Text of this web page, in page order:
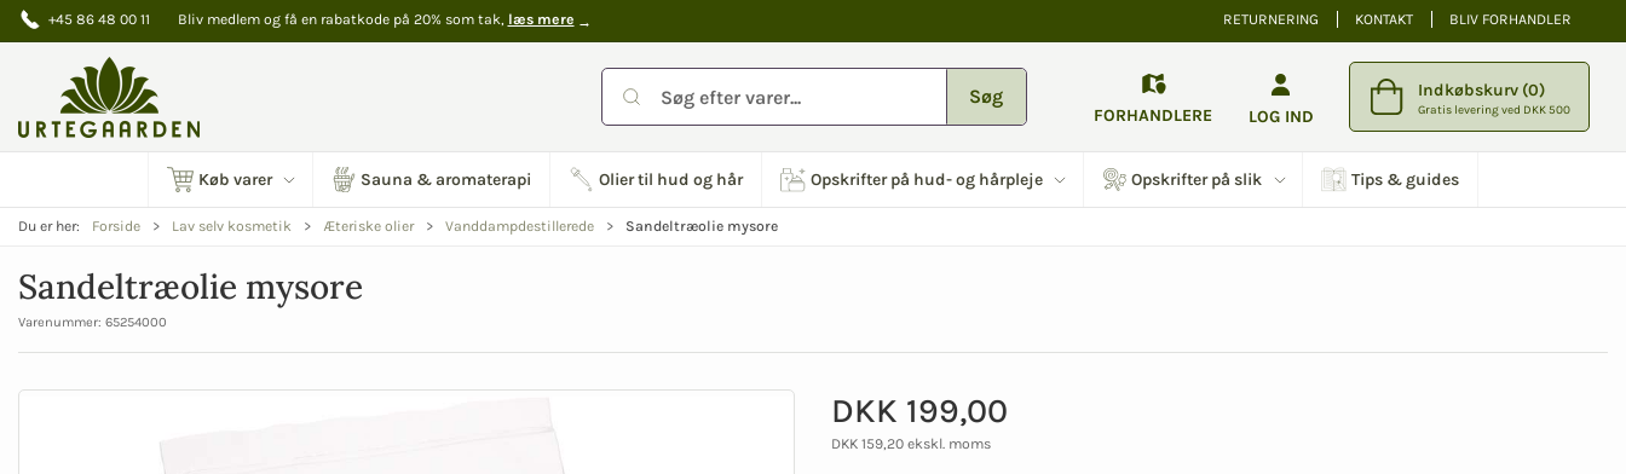
+45 86 48 00 11 Bliv medlem og få en rabatkode på 20% som tak, læs mere RETURNERING KONTAKT BLIV FORHANDLER
Søg
FORHANDLERE LOG IND
Indkøbskurv (0)
Gratis levering ved DKK 500
Køb varer Sauna & aromaterapi Olier til hud og hår Opskrifter på hud- og hårpleje Opskrifter på slik Tips & guides
Du er her: Forside Lav selv kosmetik Æteriske olier Vanddampdestillerede Sandeltræolie mysore
Sandeltræolie mysore
Varenummer: 65254000
DKK 199,00
DKK 159,20 ekskl. moms